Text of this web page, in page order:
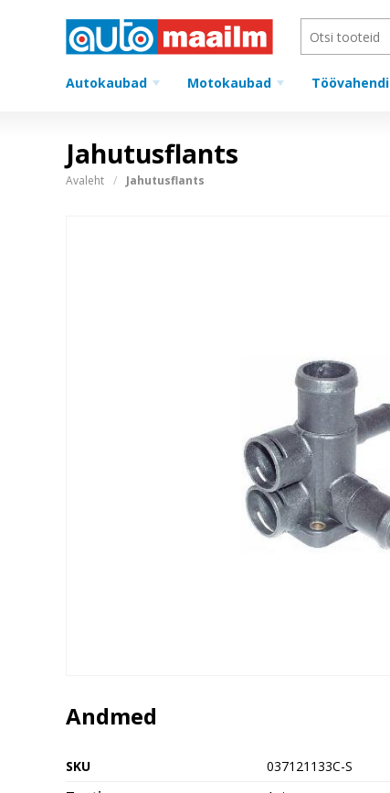
Autokaubad Motokaubad
Jahutusflants
Avaleht Jahutusflants
Andmed
SKU
037121133C-S